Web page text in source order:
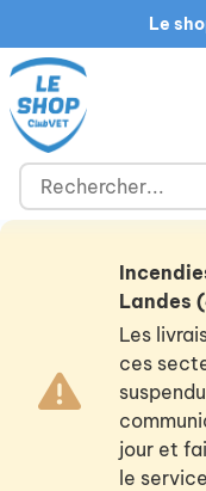
Le
Landes
Les
ces
jour et
le